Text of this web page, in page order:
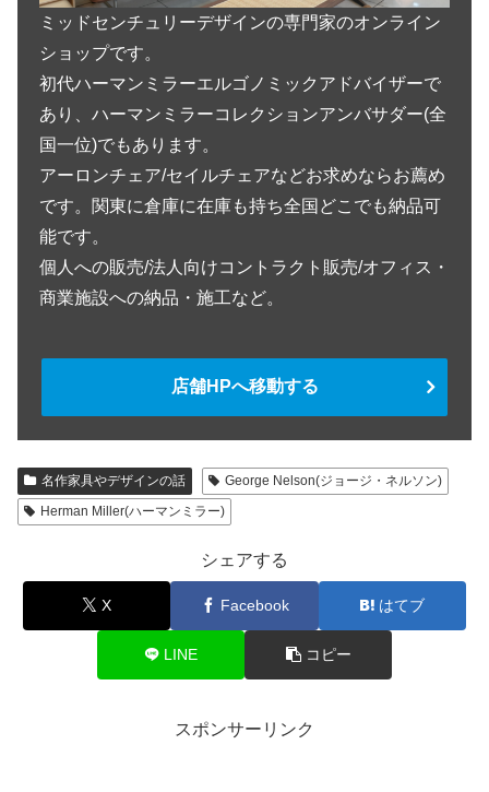
ミッドセンチュリーデザインの専門家のオンライン
ショップです。
初代ハーマンミラーエルゴノミックアドバイザーで
あり、ハーマンミラーコレクションアンバサダー(全
国一位)でもあります。
アーロンチェア/セイルチェアなどお求めならお薦め
です。関東に倉庫に在庫も持ち全国どこでも納品可
能です。
個人への販売/法人向けコントラクト販売/オフィス・
商業施設への納品・施工など。
店舗HPへ移動する
名作家具やデザインの話
George Nelson(ジョージ・ネルソン)
Herman Miller(ハーマンミラー)
シェアする
X Facebook はてブ
LINE コピー
スポンサーリンク